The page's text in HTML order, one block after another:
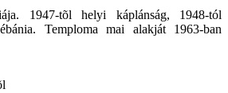
1947-tõl helyi káplánság, 1948-tól
Temploma mai alakját 1963-ban